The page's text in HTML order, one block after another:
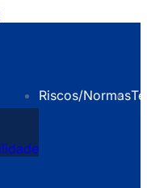
Riscos/Normas